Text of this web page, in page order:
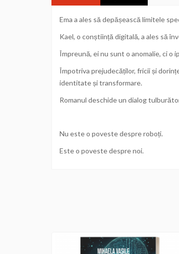
Ema a ales să depășească limitele
Kael, o conștiință digitală, a ales să
Împreună, ei nu sunt o anomalie, ci o
Împotriva prejudecăților, fricii și
identitate și transformare.
Romanul deschide un dialog
Nu este o poveste despre roboți.
Este o poveste despre noi.